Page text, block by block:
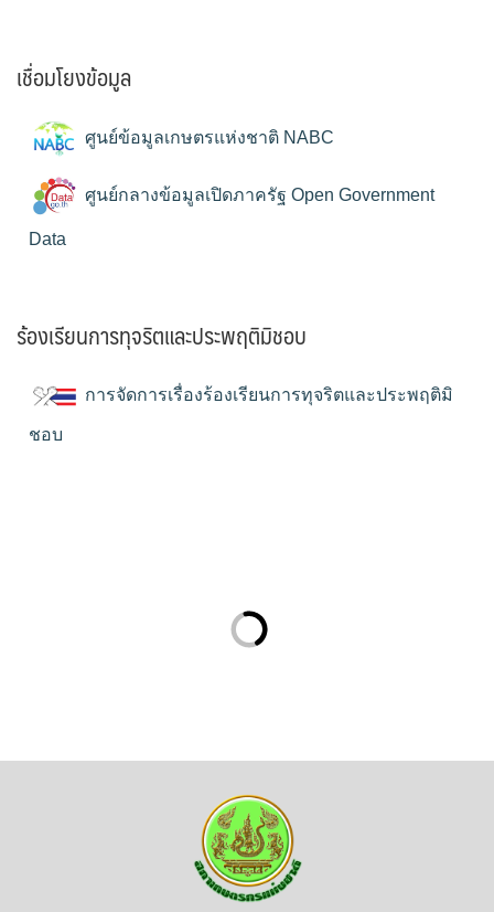
เชื่อมโยงข้อมูล
ศูนย์ข้อมูลเกษตรแห่งชาติ NABC
ศูนย์กลางข้อมูลเปิดภาครัฐ Open Government
Data
ร้องเรียนการทุจริตและประพฤติมิชอบ
การจัดการเรื่องร้องเรียนการทุจริตและประพฤติมิ
ชอบ